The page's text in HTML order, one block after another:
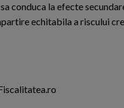
conduca la efecte
echitabila a riscului